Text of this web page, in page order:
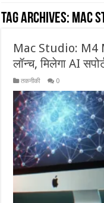
Tag Archives: Mac
Mac Studio: M4
लॉन्च, मिलेगा AI
तकनीकी 0